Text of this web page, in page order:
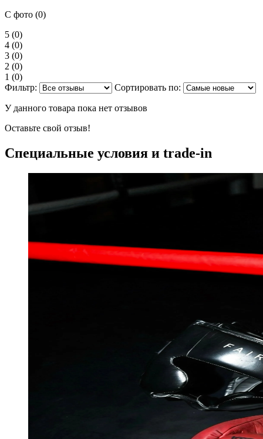
С фото (0)
5 (0)
4 (0)
3 (0)
2 (0)
1 (0)
Фильтр:
Сортировать по:
У данного товара пока нет отзывов
Оставьте свой отзыв!
Специальные условия и trade-in